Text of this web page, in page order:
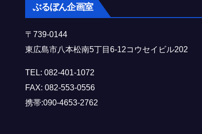
ぶるぼん企画室
〒739-0144
東広島市八本松南5丁目6-12コウセイビル202
TEL: 082-401-1072
FAX: 082-553-0556
携帯:090-4653-2762